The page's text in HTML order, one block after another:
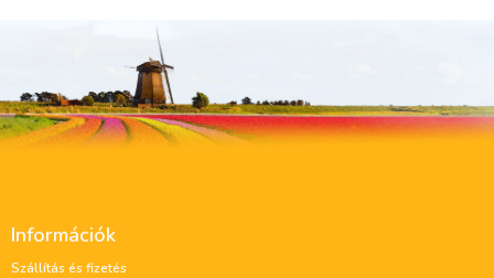
Információk
Szállítás és fizetés